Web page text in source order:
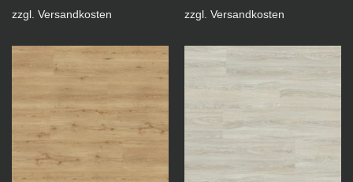
zzgl. Versandkosten zzgl. Versandkosten